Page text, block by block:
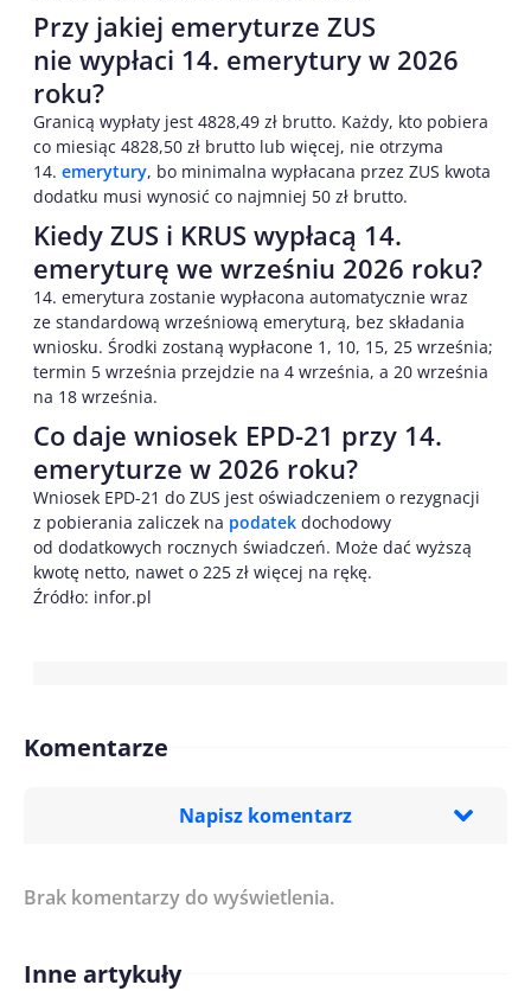
Przy jakiej emeryturze ZUS
nie wypłaci 14. emerytury w 2026
roku?
Granicą wypłaty jest 4828,49 zł brutto. Każdy, kto pobiera
co miesiąc 4828,50 zł brutto lub więcej, nie otrzyma
14. emerytury, bo minimalna wypłacana przez ZUS kwota
dodatku musi wynosić co najmniej 50 zł brutto.
Kiedy ZUS i KRUS wypłacą 14.
emeryturę we wrześniu 2026 roku?
14. emerytura zostanie wypłacona automatycznie wraz
ze standardową wrześniową emeryturą, bez składania
wniosku. Środki zostaną wypłacone 1, 10, 15, 25 września;
termin 5 września przejdzie na 4 września, a 20 września
na 18 września.
Co daje wniosek EPD-21 przy 14.
emeryturze w 2026 roku?
Wniosek EPD-21 do ZUS jest oświadczeniem o rezygnacji
z pobierania zaliczek na podatek dochodowy
od dodatkowych rocznych świadczeń. Może dać wyższą
kwotę netto, nawet o 225 zł więcej na rękę.
Źródło: infor.pl
Komentarze
Napisz komentarz
Treść komentarza*
Imię/ Nick*
Brak komentarzy do wyświetlenia.
Inne artykuły